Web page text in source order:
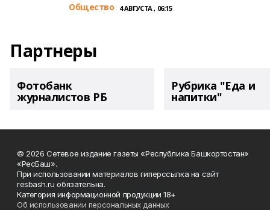
Общество 4 АВГУСТА , 06:15
Партнеры
Фотобанк
журналистов РБ
Рубрика "Еда и
напитки"
© 2026 Сетевое издание газеты «Республика Башкортостан»
«РесБаш».
При использовании материалов гиперссылка на сайт
resbash.ru обязательна.
Категория информационной продукции 18+
Об использовании персональных данных